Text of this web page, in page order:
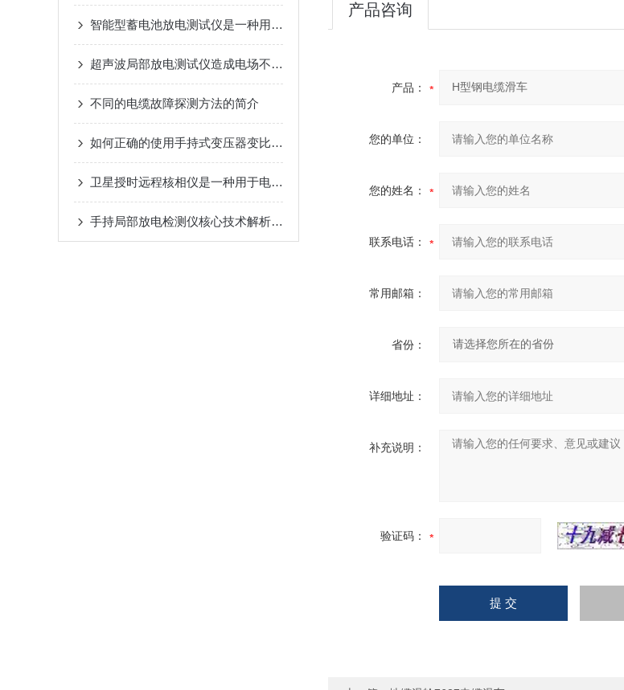
智能型蓄电池放电测试仪是一种用于测试和评估蓄电池性能的专业设备
超声波局部放电测试仪造成电场不均匀的因素有哪些？
不同的电缆故障探测方法的简介
如何正确的使用手持式变压器变比测试仪？
卫星授时远程核相仪是一种用于电力系统中相位校准和核准的高科技设备
手持局部放电检测仪核心技术解析：如何通过 UHF/超声波实现电力设备隐患早期识别？
产品咨询
产品：
您的单位：
您的姓名：
联系电话：
常用邮箱：
省份：
详细地址：
补充说明：
验证码：